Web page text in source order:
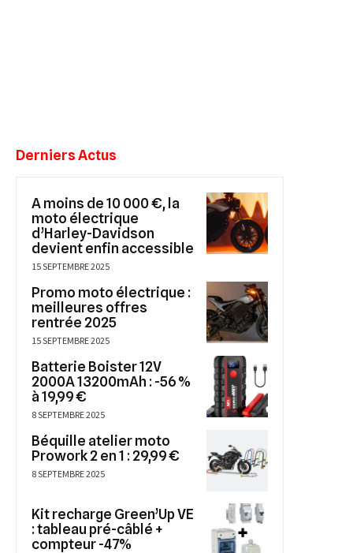
Derniers Actus
A moins de 10 000 €, la
moto électrique
d’Harley-Davidson
devient enfin accessible
15 SEPTEMBRE 2025
Promo moto électrique :
meilleures offres
rentrée 2025
15 SEPTEMBRE 2025
Batterie Boister 12V
2000A 13200mAh : -56 %
à 19,99 €
8 SEPTEMBRE 2025
Béquille atelier moto
Prowork 2 en 1 : 29,99 €
8 SEPTEMBRE 2025
Kit recharge Green’Up VE
: tableau pré-câblé +
compteur -47%